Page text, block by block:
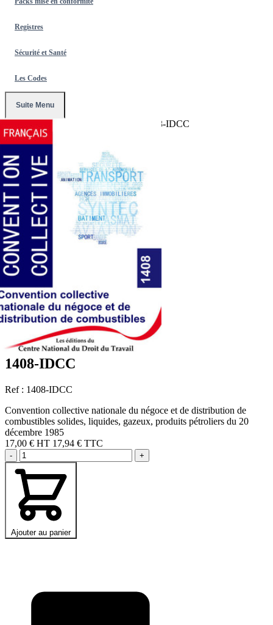
Registres
Sécurité et Santé
Les Codes
Suite Menu
Conventions Collectives 1408-IDCC
1408-IDCC
Ref : 1408-IDCC
Convention collective nationale du négoce et de distribution de
combustibles solides, liquides, gazeux, produits pétroliers du 20
décembre 1985
17,00 € HT 17,94 € TTC
- +
Ajouter au panier